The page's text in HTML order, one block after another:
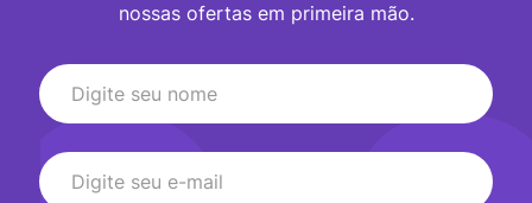
nossas ofertas em primeira mão.